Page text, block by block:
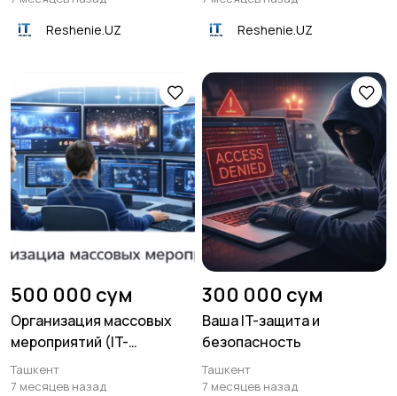
комплектующих
Настройка и ремонт
оргтехники
Другое
Reshenie.UZ Reshenie.UZ
500 000 сум
Организация массовых
мероприятий (IT-
сопровождение)
Ташкент
7 месяцев назад
300 000 сум
Ваша IT-защита и
безопасность
Ташкент
7 месяцев назад